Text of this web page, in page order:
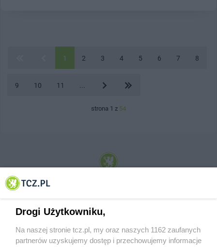
1 2 3 4 5 6 7 8
9 10 11
strona 1 z 54
© 2001-2026 Tczew - TCZ.PL Sp. z o.o. Internetowy Serwis Informacyjny Miasta
Drogi Użytkowniku,
Na naszej stronie tcz.pl, my oraz naszych 1162 zaufanych
partnerów uzyskujemy dostęp i przechowujemy informacje